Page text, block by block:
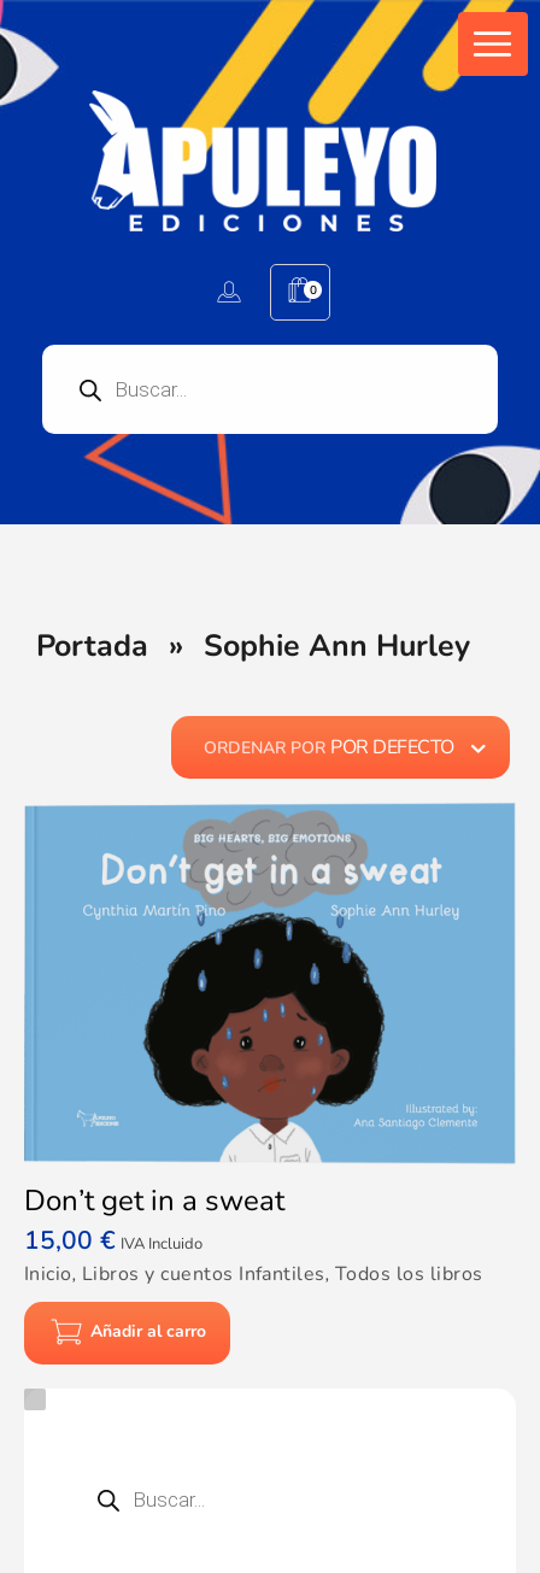
0
Portada » Sophie Ann Hurley
ORDENAR POR POR DEFECTO
Don’t get in a sweat
15,00 € IVA Incluido
Inicio, Libros y cuentos Infantiles, Todos los libros
Añadir al carro